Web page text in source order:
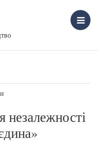
незалежності